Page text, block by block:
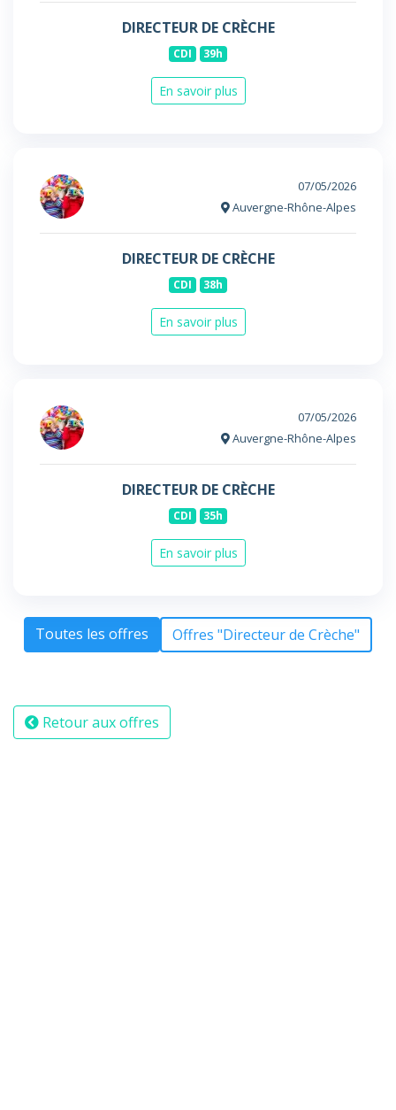
DIRECTEUR DE CRÈCHE
CDI 39h
En savoir plus
07/05/2026
Auvergne-Rhône-Alpes
DIRECTEUR DE CRÈCHE
CDI 38h
En savoir plus
07/05/2026
Auvergne-Rhône-Alpes
DIRECTEUR DE CRÈCHE
CDI 35h
En savoir plus
Toutes les offres Offres "Directeur de Crèche"
Retour aux offres